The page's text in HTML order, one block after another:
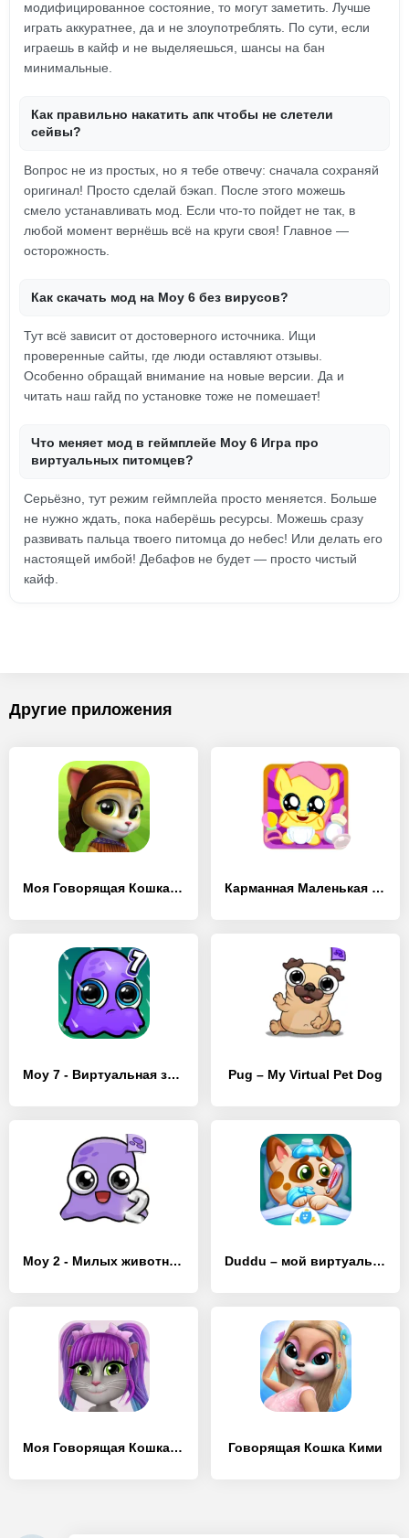
модифицированное состояние, то могут заметить. Лучше
играть аккуратнее, да и не злоупотреблять. По сути, если
играешь в кайф и не выделяешься, шансы на бан
минимальные.
Как правильно накатить апк чтобы не слетели
сейвы?
Вопрос не из простых, но я тебе отвечу: сначала сохраняй
оригинал! Просто сделай бэкап. После этого можешь
смело устанавливать мод. Если что-то пойдет не так, в
любой момент вернёшь всё на круги своя! Главное —
осторожность.
Как скачать мод на Moy 6 без вирусов?
Тут всё зависит от достоверного источника. Ищи
проверенные сайты, где люди оставляют отзывы.
Особенно обращай внимание на новые версии. Да и
читать наш гайд по установке тоже не помешает!
Что меняет мод в геймплейе Moy 6 Игра про
виртуальных питомцев?
Серьёзно, тут режим геймплейа просто меняется. Больше
не нужно ждать, пока наберёшь ресурсы. Можешь сразу
развивать пальца твоего питомца до небес! Или делать его
настоящей имбой! Дебафов не будет — просто чистый
кайф.
Другие приложения
Моя Говорящая Кошка Эмма Карманная Маленькая Пони
Мoy 7 - Виртуальная зооигра Pug – My Virtual Pet Dog
Moy 2 - Милых животных Duddu – мой виртуальный питомец
Моя Говорящая Кошка Лили 2 Говорящая Кошка Кими